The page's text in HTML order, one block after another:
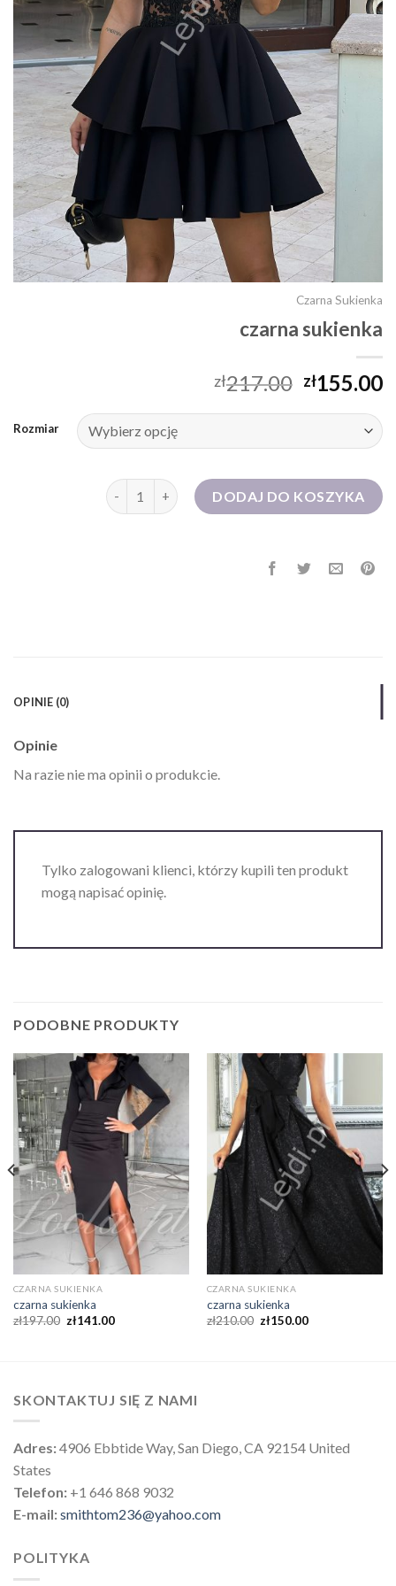
Czarna Sukienka
czarna sukienka
zł217.00 zł155.00
Rozmiar
ilość czarna sukienkaDODAJ DO KOSZYKA
OPINIE (0)
Opinie
Na razie nie ma opinii o produkcie.
Tylko zalogowani klienci, którzy kupili ten produkt
mogą napisać opinię.
PODOBNE PRODUKTY
CZARNA SUKIENKA
czarna sukienka
zł197.00 zł141.00
CZARNA SUKIENKA
czarna sukienka
zł210.00 zł150.00
SKONTAKTUJ SIĘ Z NAMI
Adres:4906 Ebbtide Way, San Diego, CA 92154 United
States
Telefon: +1 646 868 9032
E-mail:smithtom236@yahoo.com
POLITYKA